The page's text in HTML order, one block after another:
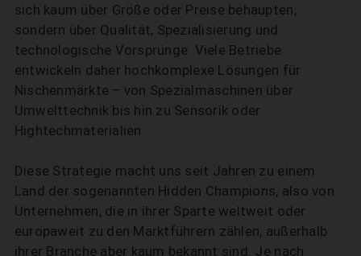
sich kaum über Größe oder Preise behaupten,
sondern über Qualität, Spezialisierung und
technologische Vorsprünge. Viele Betriebe
entwickeln daher hochkomplexe Lösungen für
Nischenmärkte – von Spezialmaschinen über
Umwelttechnik bis hin zu Sensorik oder
Hightechmaterialien.
Diese Strategie macht uns seit Jahren zu einem
Land der sogenannten Hidden Champions, also von
Unternehmen, die in ihrer Sparte weltweit oder
europaweit zu den Marktführern zählen, außerhalb
ihrer Branche aber kaum bekannt sind. Je nach